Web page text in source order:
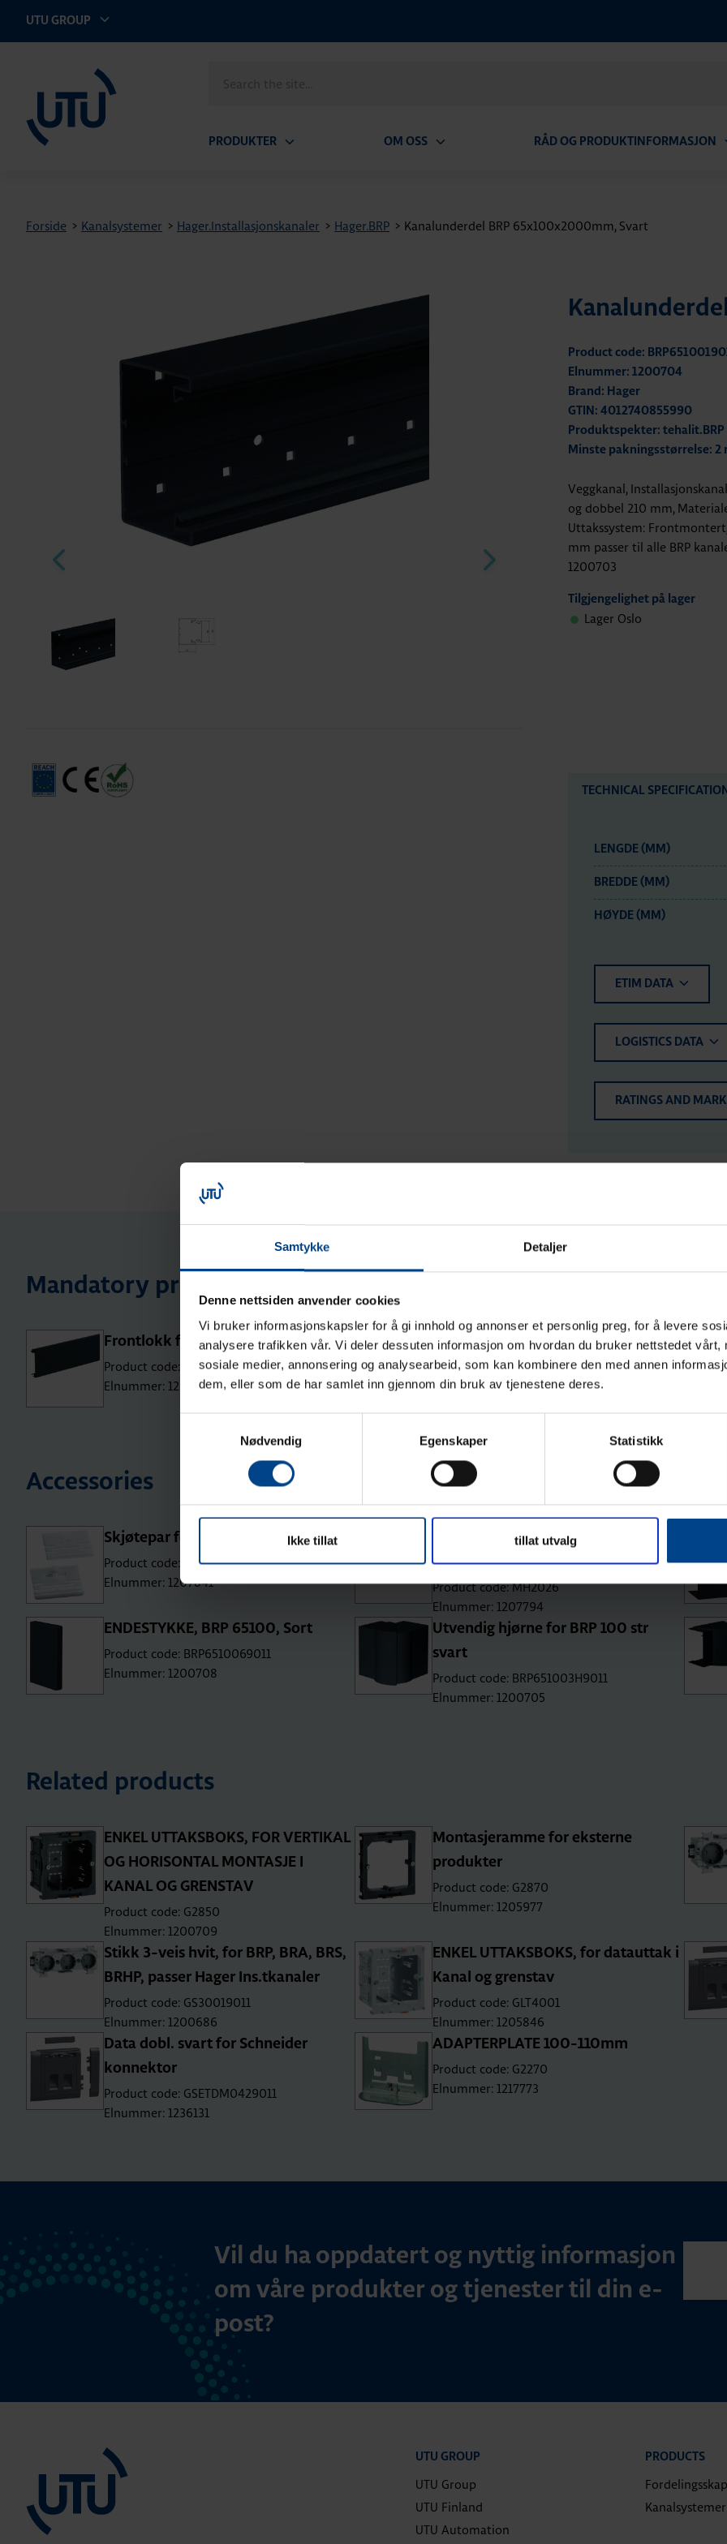
Samtykke Detaljer
Denne nettsiden anvender cookies
Vi bruker informasjonskapsler for å gi innhold og annonser et personlig preg, for å levere
analysere trafikken vår. Vi deler dessuten informasjon om hvordan du bruker nettstedet vårt,
sosiale medier, annonsering og analysearbeid, som kan kombinere den med annen
dem, eller som de har samlet inn gjennom din bruk av tjenestene deres.
Nødvendig
Egenskaper Statistikk
Ikke tillat tillat utvalg
UTU GROUP
the
PRODUKTER OM OSS RÅD OG PRODUKTINFORMASJON
Forside > Kanalsystemer > Hager.Installasjonskanaler > Hager.BRP > Kanalunderdel BRP 65x100x2000mm, Svart
Product code:
Elnummer: 1200704
Brand: Hager
GTIN: 4012740855990
Produktspekter: tehalit.BRP
Minste pakningsstørrelse: 2
Veggkanal,
og dobbel 210 mm,
Uttakssystem:
mm passer til alle BRP
1200703
Tilgjengelighet på lager
Lager Oslo
TECHNICAL
LENGDE (MM)
BREDDE (MM)
HØYDE (MM)
ETIM DATA
LOGISTICS DATA
RATINGS AND
Mandatory products
Frontlokk for BRP, svart farge
Product code: BRP08029011
Elnummer: 1200703
Accessories
Skjøtepar for BRP kanaler
Product code: BRP65XXX9
Elnummer: 1207841
Halogenfri skillevegg for alle BRHP
kanaler og LFH i bredde 90+
Product code: MH2026
Elnummer: 1207794
ENDESTYKKE, BRP 65100, Sort
Product code: BRP6510069011
Elnummer: 1200708
Utvendig hjørne for BRP 100 str
svart
Product code: BRP651003H9011
Elnummer: 1200705
Related products
ENKEL UTTAKSBOKS, FOR VERTIKAL
OG HORISONTAL MONTASJE I
KANAL OG GRENSTAV
Product code: G2850
Elnummer: 1200709
Montasjeramme for eksterne
produkter
Product code: G2870
Elnummer: 1205977
Stikk 3-veis hvit, for BRP, BRA, BRS,
BRHP, passer Hager Ins.tkanaler
Product code: GS30019011
Elnummer: 1200686
ENKEL UTTAKSBOKS, for datauttak i
Kanal og grenstav
Product code: GLT4001
Elnummer: 1205846
Data dobl. svart for Schneider
konnektor
Product code: GSETDM0429011
Elnummer: 1236131
ADAPTERPLATE 100-110mm
Product code: G2270
Elnummer: 1217773
Vil du ha oppdatert og nyttig informasjon
om våre produkter og tjenester til din e-
post?
UTU GROUP
UTU Group
UTU Finland
UTU Automation
PRODUCTS
Kanalsystemer